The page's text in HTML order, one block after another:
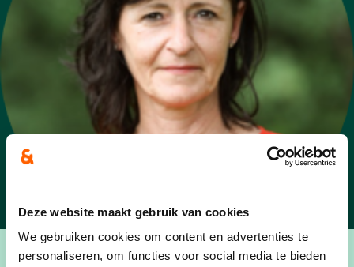
Deze website maakt gebruik van cookies
We gebruiken cookies om content en advertenties te
personaliseren, om functies voor social media te bieden